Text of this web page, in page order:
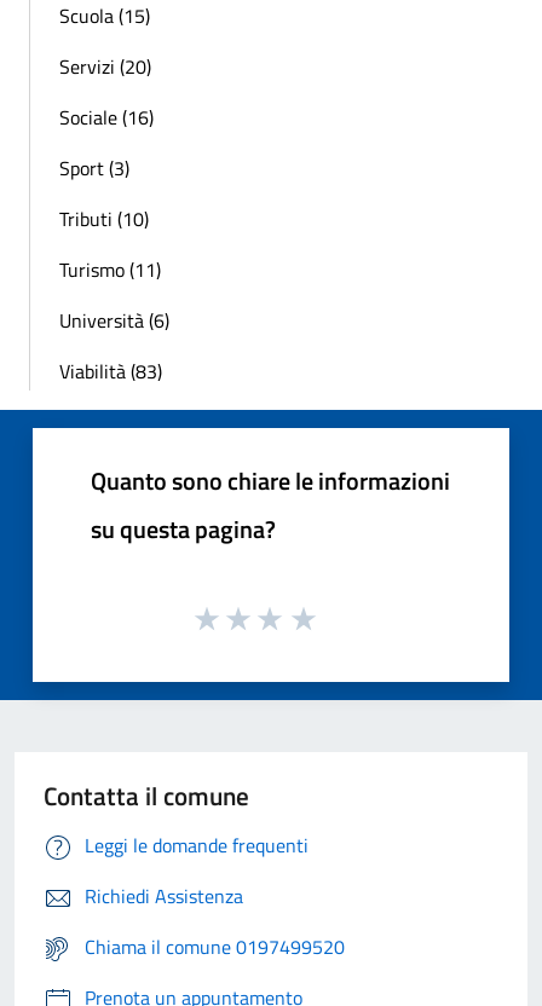
Scuola (15)
Servizi (20)
Sociale (16)
Sport (3)
Tributi (10)
Turismo (11)
Università (6)
Viabilità (83)
Quanto sono chiare le informazioni
su questa pagina?
Contatta il comune
Leggi le domande frequenti
Richiedi Assistenza
Chiama il comune 0197499520
Prenota un appuntamento